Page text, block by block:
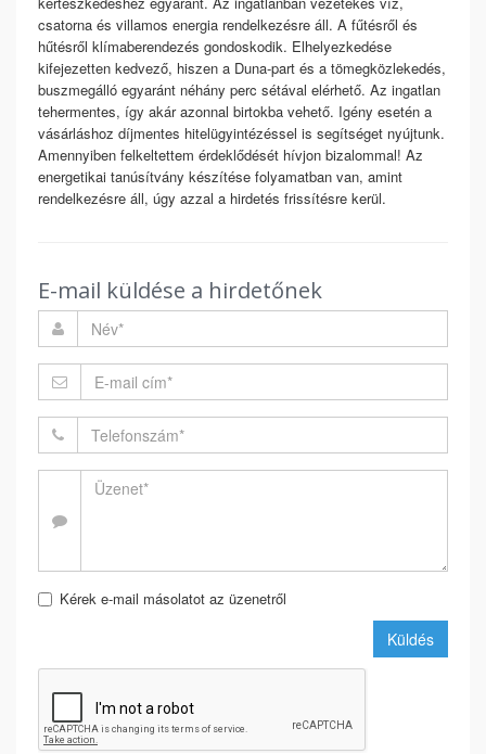
csatorna és villamos energia rendelkezésre áll. A fűtésről és
hűtésről klímaberendezés gondoskodik. Elhelyezkedése
kifejezetten kedvező, hiszen a Duna-part és a tömegközlekedés,
buszmegálló egyaránt néhány perc sétával elérhető. Az ingatlan
tehermentes, így akár azonnal birtokba vehető. Igény esetén a
vásárláshoz díjmentes hitelügyintézéssel is segítséget nyújtunk.
Amennyiben felkeltettem érdeklődését hívjon bizalommal! Az
energetikai tanúsítvány készítése folyamatban van, amint
rendelkezésre áll, úgy azzal a hirdetés frissítésre kerül.
E-mail küldése a hirdetőnek
Kérek e-mail másolatot az üzenetről
Küldés